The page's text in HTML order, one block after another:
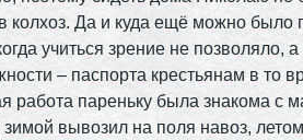
колхоз. Да и куда ещё можно было
учиться зрение не позволяло, а
– паспорта крестьянам в то
работа пареньку была знакома с
вывозил на поля навоз,